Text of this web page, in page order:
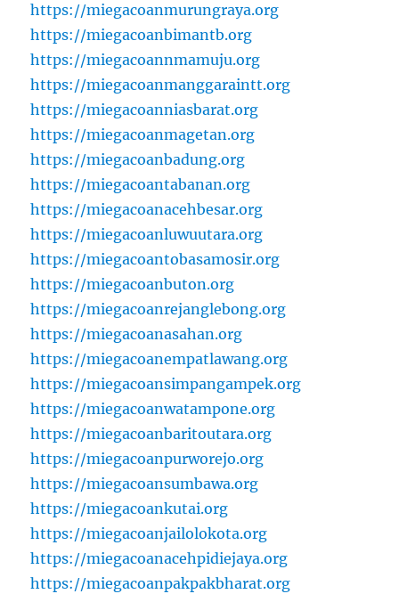
https://miegacoanmurungraya.org
https://miegacoanbimantb.org
https://miegacoannmamuju.org
https://miegacoanmanggaraintt.org
https://miegacoanniasbarat.org
https://miegacoanmagetan.org
https://miegacoanbadung.org
https://miegacoantabanan.org
https://miegacoanacehbesar.org
https://miegacoanluwuutara.org
https://miegacoantobasamosir.org
https://miegacoanbuton.org
https://miegacoanrejanglebong.org
https://miegacoanasahan.org
https://miegacoanempatlawang.org
https://miegacoansimpangampek.org
https://miegacoanwatampone.org
https://miegacoanbaritoutara.org
https://miegacoanpurworejo.org
https://miegacoansumbawa.org
https://miegacoankutai.org
https://miegacoanjailolokota.org
https://miegacoanacehpidiejaya.org
https://miegacoanpakpakbharat.org